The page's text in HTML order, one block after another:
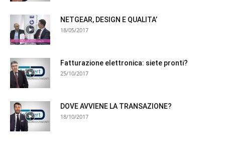
NETGEAR, DESIGN E QUALITA’
18/05/2017
Fatturazione elettronica: siete pronti?
25/10/2017
DOVE AVVIENE LA TRANSAZIONE?
18/10/2017